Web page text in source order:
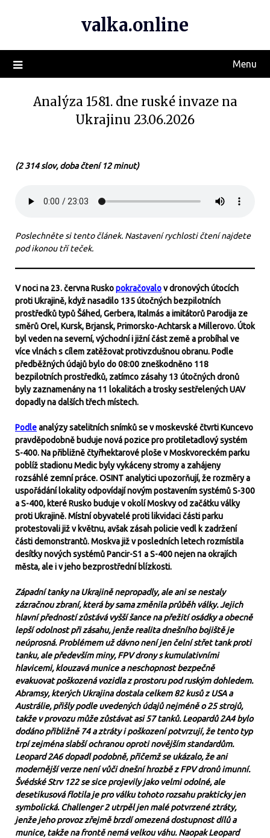
valka.online
Menu
Analýza 1581. dne ruské invaze na
Ukrajinu 23.06.2026
(2 314 slov, doba čtení 12 minut)
Poslechněte si tento článek. Nastavení rychlosti čtení najdete
pod ikonou tří teček.
V noci na 23. června Ruskopokračovalov dronových útocích
proti Ukrajině, když nasadilo 135 útočných bezpilotních
prostředků typů Šáhed, Gerbera, Italmás a imitátorů Parodija ze
směrů Orel, Kursk, Brjansk, Primorsko-Achtarsk a Millerovo. Útok
byl veden na severní, východní i jižní část země a probíhal ve
více vlnách s cílem zatěžovat protivzdušnou obranu. Podle
předběžných údajů bylo do 08:00 zneškodněno 118
bezpilotních prostředků, zatímco zásahy 13 útočných dronů
byly zaznamenány na 11 lokalitách a trosky sestřelených UAV
dopadly na dalších třech místech.
Podleanalýzy satelitních snímků se v moskevské čtvrti Kuncevo
pravděpodobně buduje nová pozice pro protiletadlový systém
S-400. Na přibližně čtyřhektarové ploše v Moskvoreckém parku
poblíž stadionu Medic byly vykáceny stromy a zahájeny
rozsáhlé zemní práce. OSINT analytici upozorňují, že rozměry a
uspořádání lokality odpovídají novým postavením systémů S-300
a S-400, které Rusko buduje v okolí Moskvy od začátku války
proti Ukrajině. Místní obyvatelé proti likvidaci části parku
protestovali již v květnu, avšak zásah policie vedl k zadržení
části demonstrantů. Moskva již v posledních letech rozmístila
desítky nových systémů Pancir-S1 a S-400 nejen na okrajích
města, ale i v jeho bezprostřední blízkosti.
Západní tanky na Ukrajině nepropadly, ale ani se nestaly
zázračnou zbraní, která by sama změnila průběh války. Jejich
hlavní předností zůstává vyšší šance na přežití osádky a obecně
lepší odolnost při zásahu, jenže realita dnešního bojiště je
neúprosná. Problémem už dávno není jen čelní střet tank proti
tanku, ale především miny, FPV drony s kumulativními
hlavicemi, klouzavá munice a neschopnost bezpečně
evakuovat poškozená vozidla z prostoru pod ruským dohledem.
Abramsy, kterých Ukrajina dostala celkem 82 kusů z USA a
Austrálie, přišly podle uvedených údajů nejméně o 25 strojů,
takže v provozu může zůstávat asi 57 tanků. Leopardů 2A4 bylo
dodáno přibližně 74 a ztráty i poškození potvrzují, že tento typ
trpí zejména slabší ochranou oproti novějším standardům.
Leopard 2A6 dopadl podobně, přičemž se ukázalo, že ani
modernější verze není vůči dnešní hrozbě z FPV dronů imunní.
Švédské Strv 122 se sice projevily jako velmi odolné, ale
desetikusová flotila je pro válku tohoto rozsahu prakticky jen
symbolická. Challenger 2 utrpěl jen malé potvrzené ztráty,
jenže jeho provoz zřejmě brzdí omezená dostupnost dílů a
munice, takže na frontě nemá velkou váhu. Naopak Leopard